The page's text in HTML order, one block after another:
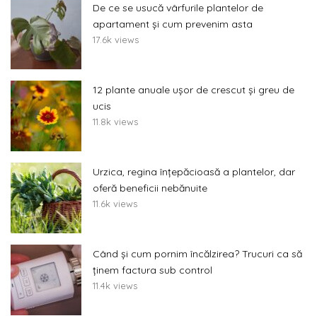
De ce se usucă vârfurile plantelor de
apartament și cum prevenim asta
17.6k views
12 plante anuale ușor de crescut și greu de
ucis
11.8k views
Urzica, regina înțepăcioasă a plantelor, dar
oferă beneficii nebănuite
11.6k views
Când și cum pornim încălzirea? Trucuri ca să
ținem factura sub control
11.4k views